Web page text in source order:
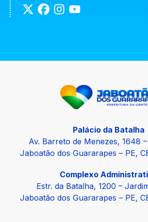
Palácio da Batalha
Av. Barreto de Menezes, 1648
Jaboatão dos Guararapes – PE,
Complexo
Estr. da Batalha, 1200 –
Jaboatão dos Guararapes – PE,